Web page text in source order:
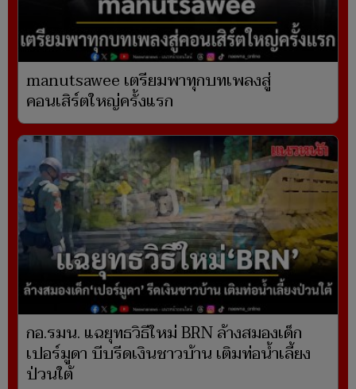
manutsawee เตรียมพาทุกบทเพลงสู่
คอนเสิร์ตใหญ่ครั้งแรก
กอ.รมน. แฉยุทธวิธีใหม่ BRN ล้างสมองเด็ก
เปอร์มูดา บีบรีดเงินชาวบ้าน เติมท่อน้ำเลี้ยง
ป่วนใต้